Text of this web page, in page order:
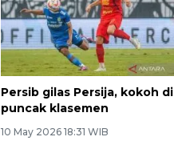
Persib gilas Persija, kokoh di
puncak klasemen
10 May 2026 18:31 WIB